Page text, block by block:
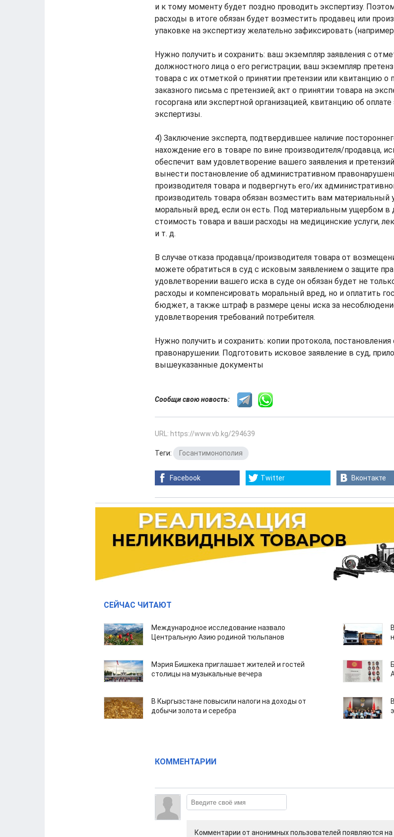
и к тому моменту будет поздно проводить экспертизу.
расходы в итоге обязан будет возместить продавец или
упаковке на экспертизу желательно зафиксировать
Нужно получить и сохранить: ваш экземпляр заявления с
должностного лица о его регистрации; ваш экземпляр
товара с их отметкой о принятии претензии или квитанцию о
заказного письма с претензией; акт о принятии товара на
госоргана или экспертной организацией, квитанцию об
экспертизы.
4) Заключение эксперта, подтвердившее наличие
нахождение его в товаре по вине производителя/продавца,
обеспечит вам удовлетворение вашего заявления и
вынести постановление об административном
производителя товара и подвергнуть его/их
производитель товара обязан возместить вам
моральный вред, если он есть. Под материальным ущербом в
стоимость товара и ваши расходы на медицинские услуги,
и т. д.
В случае отказа продавца/производителя товара от
можете обратиться в суд с исковым заявлением о защите
удовлетворении вашего иска в суде он обязан будет не
расходы и компенсировать моральный вред, но и оплатить
бюджет, а также штраф в размере цены иска за
удовлетворения требований потребителя.
Нужно получить и сохранить: копии протокола,
правонарушении. Подготовить исковое заявление в суд,
вышеуказанные документы
Сообщи свою новость:
URL: https://www.vb.kg/294639
Теги: Госантимонополия
Facebook Twitter Вконтакте
СЕЙЧАС ЧИТАЮТ
Международное исследование назвало
Центральную Азию родиной тюльпанов
Мэрия Бишкека приглашает жителей и гостей
столицы на музыкальные вечера
В Кыргызстане повысили налоги на доходы от
добычи золота и серебра
КОММЕНТАРИИ
Комментарии от анонимных пользователей появляются на